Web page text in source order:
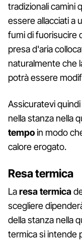
tradizionali camini
essere allacciati a
fumi di fuorisucire
presa d'aria
naturalmente che
potrà essere
Assicuratevi
nella stanza nella
tempoin modo
calore erogato.
Resa termica
Laresa termica
scegliere
della stanza nella
termica si intende